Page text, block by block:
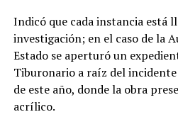
Indicó que cada instancia está
investigación; en el caso de la
Estado se aperturó un
Tiburonario a raíz del
de este año, donde la obra
acrílico.